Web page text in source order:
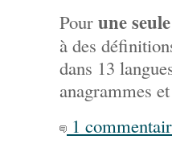
Pour une
à des
dans 13
anagrammes
1